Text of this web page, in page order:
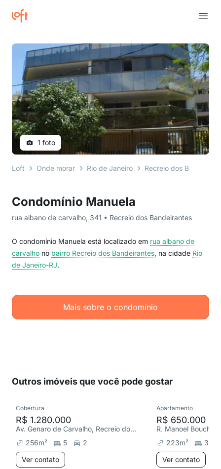
Condomínio Manuela
rua albano de carvalho, 341 • Recreio dos Bandeirantes
O condomínio Manuela está localizado em rua albano de
carvalho no bairro Recreio dos Bandeirantes, na cidade Rio
de Janeiro-RJ.
Mais sobre o condomínio
1 foto
Loft Onde morar Rio de Janeiro Recreio dos
Outros imóveis que você pode gostar
Cobertura
R$ 1.280.000
Av. Genaro de Carvalho, Recreio dos Bandeirantes
256m² 5
2
Ver contato
Apartamento
R$ 650.000
223m²
3
Ver contato